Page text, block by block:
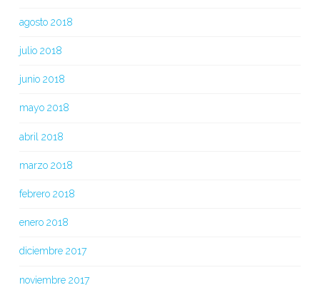
agosto 2018
julio 2018
junio 2018
mayo 2018
abril 2018
marzo 2018
febrero 2018
enero 2018
diciembre 2017
noviembre 2017